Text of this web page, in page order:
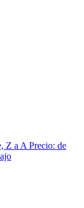
Z a A Precio: de